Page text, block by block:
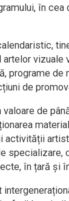
în
vizuale
programe de
de
de
activității
specializare,
în țară și